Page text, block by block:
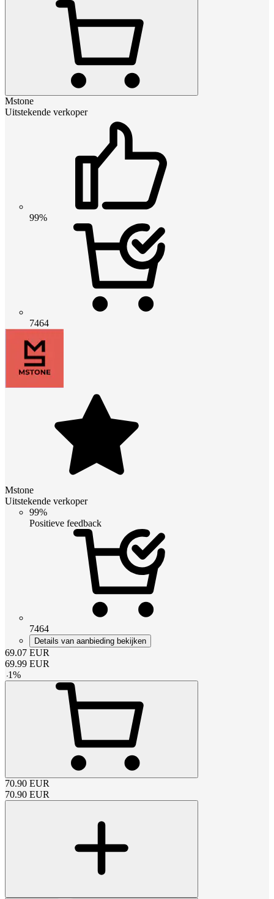
Mstone
Uitstekende verkoper
99%
7464
Mstone
Uitstekende verkoper
99%
Positieve feedback
7464
Details van aanbieding bekijken
69.07 EUR
69.99 EUR
-1%
70.90 EUR
70.90 EUR